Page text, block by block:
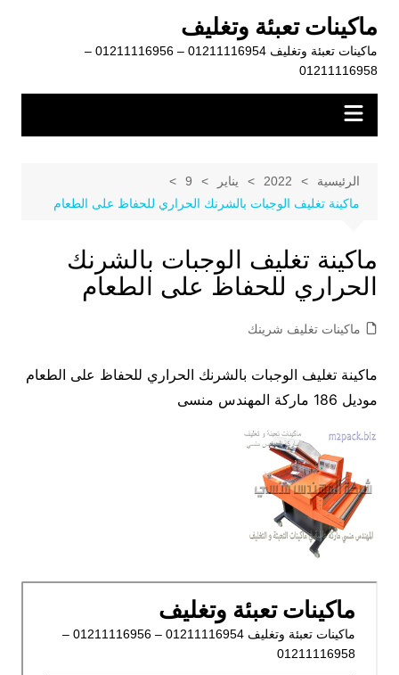
المحتوى
ماكينات تعبئة وتغليف
ماكينات تعبئة وتغليف 01211116954 – 01211116956 –
01211116958
الرئيسية 2022 يناير
9
ماكينة تغليف الوجبات بالشرنك الحراري للحفاظ على الطعام
ماكينة تغليف الوجبات بالشرنك
الحراري للحفاظ على الطعام
ماكينات تغليف شرينك
ماكينة تغليف الوجبات بالشرنك الحراري للحفاظ على الطعام
موديل 186 ماركة المهندس منسى